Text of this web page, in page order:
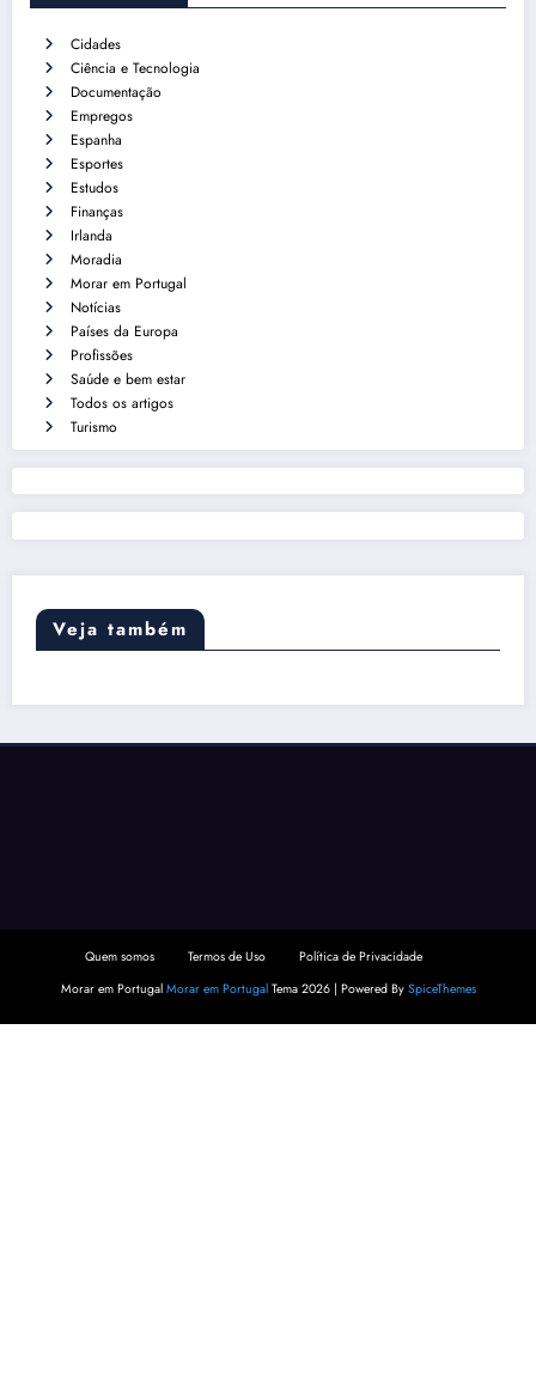
Cidades
Ciência e Tecnologia
Documentação
Empregos
Espanha
Esportes
Estudos
Finanças
Irlanda
Moradia
Morar em Portugal
Notícias
Países da Europa
Profissões
Saúde e bem estar
Todos os artigos
Turismo
Veja também
Quem somos Termos de Uso
Política de Privacidade
Morar em Portugal Morar em PortugalTema 2026 | Powered By SpiceThemes